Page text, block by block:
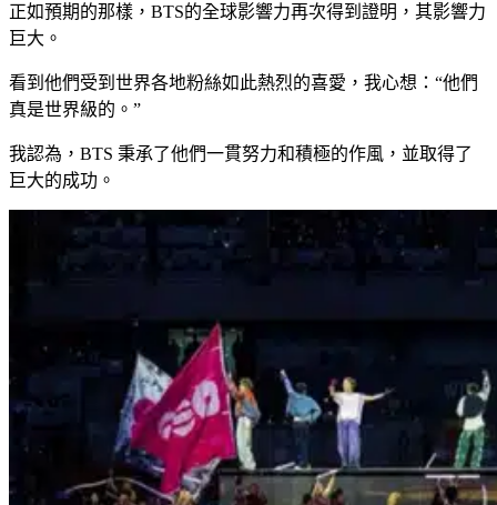
正如預期的那樣，BTS的全球影響力再次得到證明，其影響力
巨大。
看到他們受到世界各地粉絲如此熱烈的喜愛，我心想：“他們
真是世界級的。”
我認為，BTS 秉承了他們一貫努力和積極的作風，並取得了
巨大的成功。